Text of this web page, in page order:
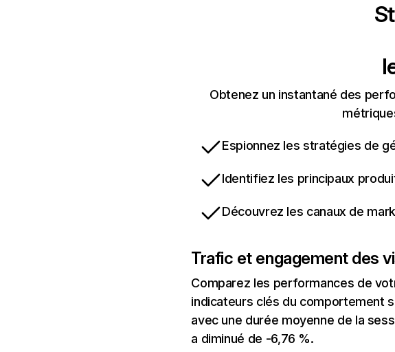
Obtenez un instantané des
Espionnez les stratégies de
Identifiez les principaux
Découvrez les canaux de
Trafic et engagement des
Comparez les performances de
indicateurs clés du comportement
avec une durée moyenne de la
a diminué de -6,76 %.